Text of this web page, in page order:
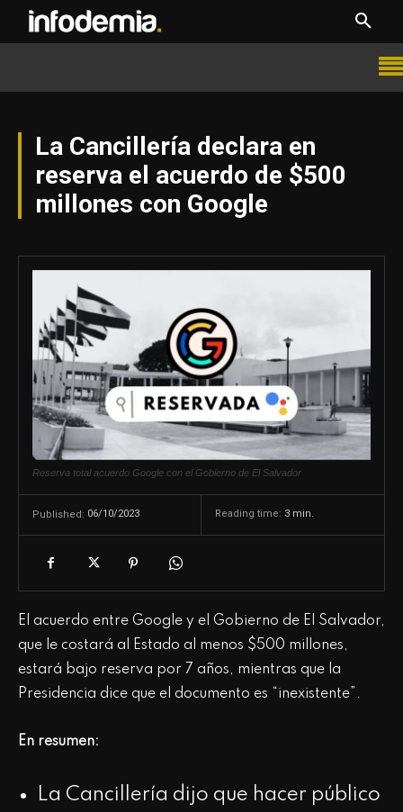
La Cancillería declara en
reserva el acuerdo de $500
millones con Google
Reserva total acuerdo Google con el Gobierno de El Salvador
Published: 06/10/2023 Reading time: 3 min.
El acuerdo entre Google y el Gobierno de El Salvador,
que le costará al Estado al menos $500 millones,
estará bajo reserva por 7 años, mientras que la
Presidencia dice que el documento es “inexistente”.
En resumen:
La Cancillería dijo que hacer público